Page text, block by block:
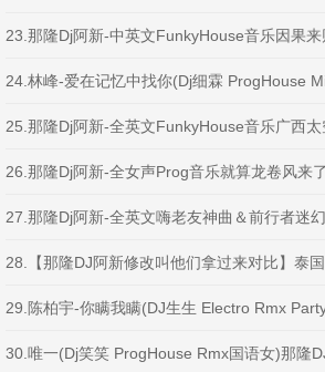
车载靓碟串烧
23.那隆Dj阿新-中英文FunkyHouse音乐因果
24.林峰-爱在记忆中找你(Dj细霖 ProgHouse
新修改
25.那隆Dj阿新-全英文FunkyHouse音乐广西
载串烧
26.那隆Dj阿新-全女声Prog音乐就算龙卷风来
用车载串烧
27.那隆Dj阿新-全英文嗨老友神曲＆前行者迷
28.【那隆DJ阿新修改叫他们拿过来对比】泰
(DjJason阿杰 FKHouse Rmx)
29.陈柏宇-你瞒我瞒(DJ生生 Electro Rmx
30.唯一(Dj笑笑 ProgHouse Rmx国语女)那隆